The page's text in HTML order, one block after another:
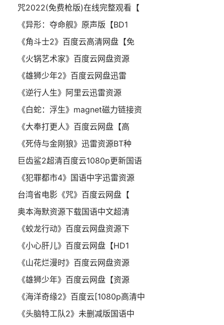
咒2022(免费枪版)在线完整观看【
《异形：夺命舰》原声版【BD1
《角斗士2》百度云高清网盘【免
《火锅艺术家》百度云网盘资源
《雄狮少年2》百度云网盘迅雷
《逆行人生》阿里云迅雷资源
《白蛇：浮生》magnet磁力链接资
《大奉打更人》百度云网盘【高
《死侍与金刚狼》迅雷资源BT种
巨齿鲨2超清百度云1080p更新国语
《犯罪都市4》国语中字迅雷资源
台湾省电影《咒》百度云网盘【
奥本海默资源下载国语中文超清
《蛟龙行动》百度云网盘资源下
《小心肝儿》百度云网盘【HD1
《山花烂漫时》百度云网盘资源
《雄狮少年》百度云网盘【资源
《海洋奇缘2》百度云[1080p高清中
《头脑特工队2》未删减版国语中